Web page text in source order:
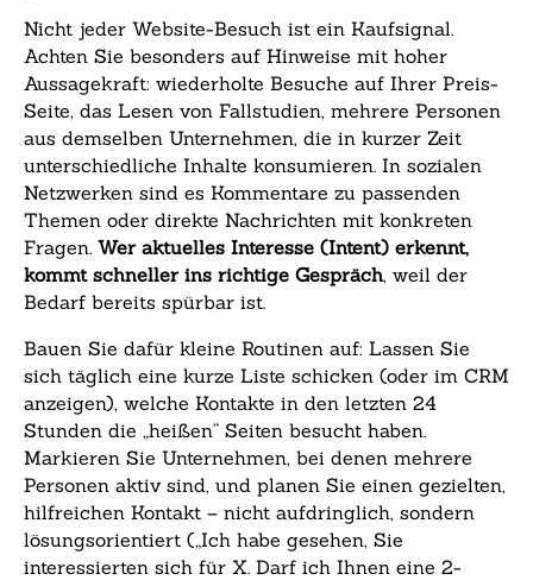
Nicht jeder Website-Besuch ist ein Kaufsignal.
Achten Sie besonders auf Hinweise mit hoher
Aussagekraft: wiederholte Besuche auf Ihrer Preis-
Seite, das Lesen von Fallstudien, mehrere Personen
aus demselben Unternehmen, die in kurzer Zeit
unterschiedliche Inhalte konsumieren. In sozialen
Netzwerken sind es Kommentare zu passenden
Themen oder direkte Nachrichten mit konkreten
Fragen. Wer aktuelles Interesse (Intent) erkennt,
kommt schneller ins richtige Gespräch, weil der
Bedarf bereits spürbar ist.
Bauen Sie dafür kleine Routinen auf: Lassen Sie
sich täglich eine kurze Liste schicken (oder im CRM
anzeigen), welche Kontakte in den letzten 24
Stunden die „heißen“ Seiten besucht haben.
Markieren Sie Unternehmen, bei denen mehrere
Personen aktiv sind, und planen Sie einen gezielten,
hilfreichen Kontakt – nicht aufdringlich, sondern
lösungsorientiert („Ich habe gesehen, Sie
interessierten sich für X. Darf ich Ihnen eine 2-